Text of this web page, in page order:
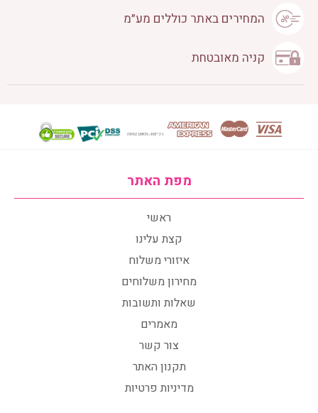
המחירים באתר כוללים מע״מ
קניה מאובטחת
מפת האתר
ראשי
קצת עלינו
איזורי משלוח
מחירון משלוחים
שאלות ותשובות
מאמרים
צור קשר
תקנון האתר
מדיניות פרטיות